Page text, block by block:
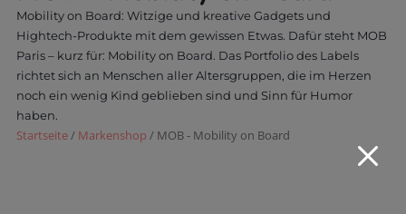
M
Mobility on Board: Witzige und kreative Gadgets und
Hightech-Produkte mit dem gewissen Etwas. Dafür steht MOB
Paris – kurz für: Mobility on Board. Das Portfolio des Labels
richtet sich an Menschen aller Altersgruppen, die im Herzen
noch ein wenig Kind geblieben sind und Sinn für Humor
haben.
Startseite/ Markenshop / MOB - Mobility on Board